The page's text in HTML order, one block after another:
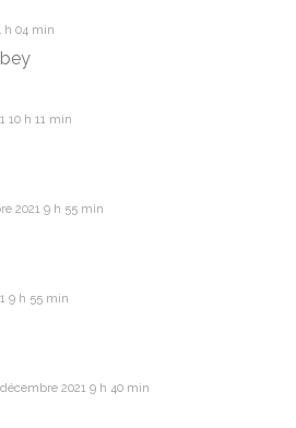
h 04 min
10 h 11 min
2021 9 h 55 min
9 h 55 min
2021 9 h 40 min